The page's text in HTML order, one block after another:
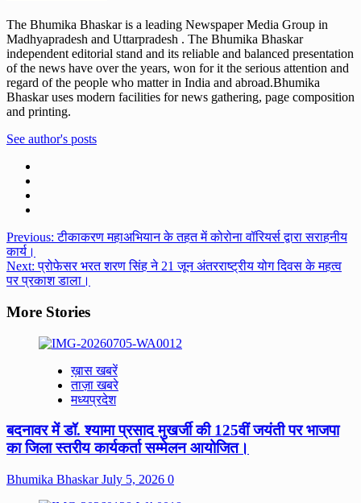
The Bhumika Bhaskar is a leading Newspaper Media Group in
Madhyapradesh and Uttarpradesh . The Bhumika Bhaskar
independent editorial stand and its reliable and balanced presentation
of the news have over the years, won for it the serious attention and
regard of the people who matter in India and abroad.Bhumika
Bhaskar uses modern facilities for news gathering, page composition
and printing.
See author's posts
Post
navigation
Previous:टीकाकरण महाअभियान के तहत में कोरोना वॉरियर्स द्वारा सराहनीय
कार्य।
Next:प्रोफेसर भरत शरण सिंह ने 21 जून अंतरराष्ट्रीय योग दिवस के महत्व
पर प्रकाश डाला।
More Stories
ख़ास खबरें
ताज़ा खबरे
मध्यप्रदेश
बदनावर में डॉ. श्यामा प्रसाद मुखर्जी की 125वीं जयंती पर भाजपा
का जिला स्तरीय कार्यकर्ता सम्मेलन आयोजित।
Bhumika BhaskarJuly 5, 2026 0